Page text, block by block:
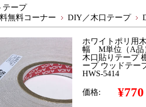
テープ
無料コーナー
DIY／木口テープ
ホワイトポリ用
幅 M単位（A品
木口貼りテープ
ープ ウッドテー
HWS-5414
価格: ¥770